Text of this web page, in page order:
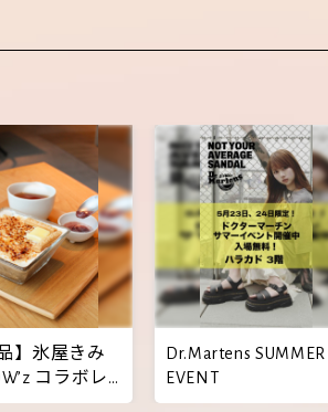
】氷屋きみ
コラボレ
かき氷
Dr.Martens SUMMER
EVENT